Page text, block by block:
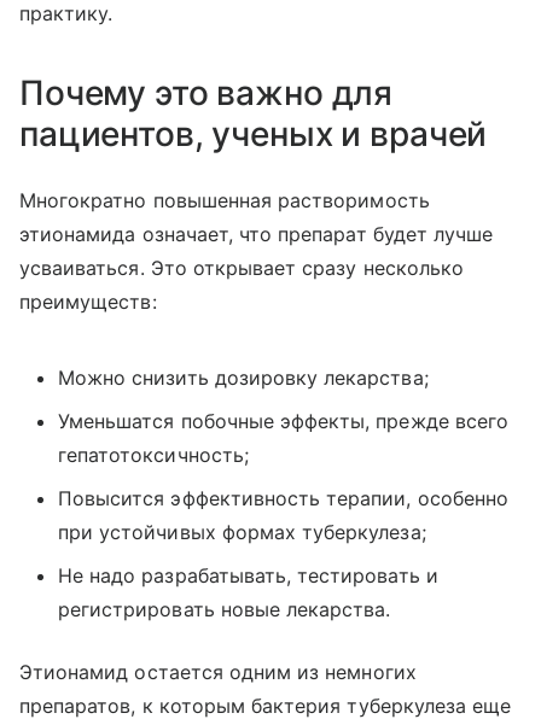
практику.
Почему это важно для
пациентов, ученых и врачей
Многократно повышенная растворимость
этионамида означает, что препарат будет лучше
усваиваться. Это открывает сразу несколько
преимуществ:
Можно снизить дозировку лекарства;
Уменьшатся побочные эффекты, прежде всего
гепатотоксичность;
Повысится эффективность терапии, особенно
при устойчивых формах туберкулеза;
Не надо разрабатывать, тестировать и
регистрировать новые лекарства.
Этионамид остается одним из немногих
препаратов, к которым бактерия туберкулеза еще